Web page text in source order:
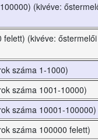
(kivéve:
(kivéve: őstermelői
száma 1-1000)
száma 1001-10000)
száma 10001-100000)
száma 100000 felett)